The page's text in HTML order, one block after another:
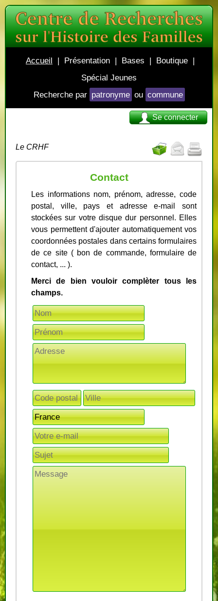
Accueil | Présentation | Bases | Boutique |
Spécial Jeunes
Recherche par patronyme ou commune
Se connecter
Le CRHF
Contact
Les informations nom, prénom, adresse, code
postal, ville, pays et adresse e-mail sont
stockées sur votre disque dur personnel. Elles
vous permettent d'ajouter automatiquement vos
coordonnées postales dans certains formulaires
de ce site ( bon de commande, formulaire de
contact, ... ).
Merci de bien vouloir complèter tous les
champs.